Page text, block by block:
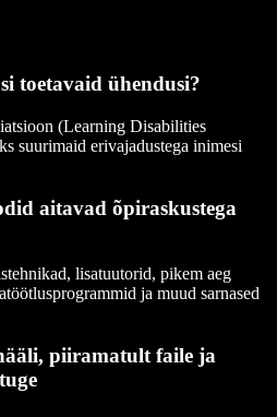
toetavaid ühendusi?
(Learning Disabilities
suurimaid erivajadustega inimesi
aitavad õpiraskustega
lisatuutorid, pikem aeg
ja muud sarnased
piiramatult faile ja